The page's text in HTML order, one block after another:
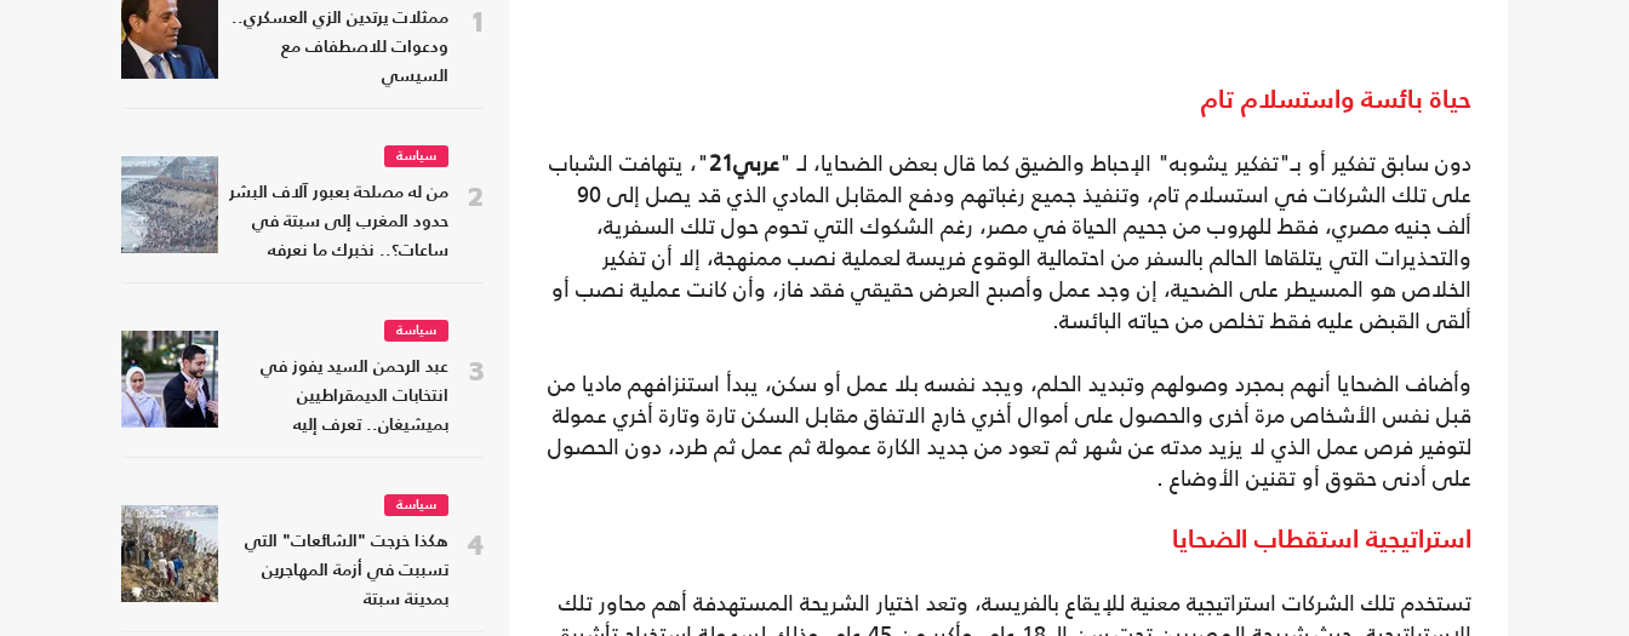
حياة بائسة واستسلام تام
دون سابق تفكير أو بـ"تفكير يشوبه" الإحباط والضيق كما قال بعض الضحايا، لـ "عربي21
"، يتهافت الشباب
على تلك الشركات في استسلام تام، وتنفيذ جميع رغباتهم ودفع المقابل المادي الذي قد يصل إلى 90
ألف جنيه مصري، فقط للهروب من جحيم الحياة في مصر، رغم الشكوك التي تحوم حول تلك السفرية،
والتحذيرات التي يتلقاها الحالم بالسفر من احتمالية الوقوع فريسة لعملية نصب ممنهجة، إلا أن تفكير
الخلاص هو المسيطر على الضحية، إن وجد عمل وأصبح العرض حقيقي فقد فاز، وأن كانت عملية نصب أو
ألقى القبض عليه فقط تخلص من حياته البائسة.
وأضاف الضحايا أنهم بمجرد وصولهم وتبديد الحلم، ويجد نفسه بلا عمل أو سكن، يبدأ استنزافهم ماديا من
قبل نفس الأشخاص مرة أخرى والحصول على أموال أخري خارج الاتفاق مقابل السكن تارة وتارة أخري عمولة
لتوفير فرص عمل الذي لا يزيد مدته عن شهر ثم تعود من جديد الكارة عمولة ثم عمل ثم طرد، دون الحصول
على أدنى حقوق أو تقنين الأوضاع .
استراتيجية استقطاب الضحايا
تستخدم تلك الشركات استراتيجية معنية للإيقاع بالفريسة، وتعد اختيار الشريحة المستهدفة أهم محاور تلك
1
ممثلات يرتدين الزي العسكري..
ودعوات للاصطفاف مع
السيسي
2
سياسة
من له مصلحة بعبور آلاف البشر
حدود المغرب إلى سبتة في
ساعات؟.. نخبرك ما نعرفه
3
سياسة
عبد الرحمن السيد يفوز في
انتخابات الديمقراطيين
بميشيغان.. تعرف إليه
4
سياسة
هكذا خرجت "الشائعات" التي
تسببت في أزمة المهاجرين
بمدينة سبتة